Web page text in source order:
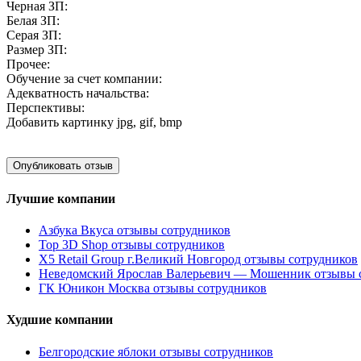
Черная ЗП:
Белая ЗП:
Серая ЗП:
Размер ЗП:
Прочее:
Обучение за счет компании:
Адекватность начальства:
Перспективы:
Добавить картинку jpg, gif, bmp
Лучшие компании
Азбука Вкуса отзывы сотрудников
Top 3D Shop отзывы сотрудников
X5 Retail Group г.Великий Новгород отзывы сотрудников
Неведомский Ярослав Валерьевич — Мошенник отзывы
ГК Юникон Москва отзывы сотрудников
Худшие компании
Белгородские яблоки отзывы сотрудников